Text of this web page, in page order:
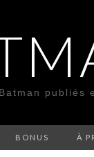
publiés
BONUS À